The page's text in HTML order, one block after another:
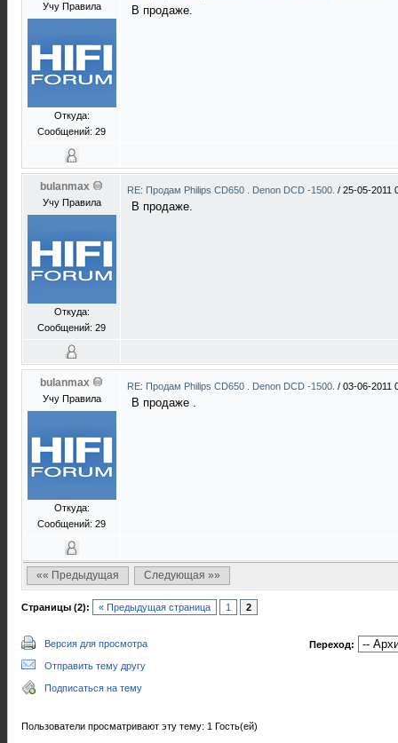
Учу Правила
Откуда:
Сообщений: 29
В продаже.
bulanmax
Учу Правила
Откуда:
Сообщений: 29
RE: Продам Philips CD650 . Denon DCD -1500. / 25-05-2011
В продаже.
bulanmax
Учу Правила
Откуда:
Сообщений: 29
RE: Продам Philips CD650 . Denon DCD -1500. / 03-06-2011
В продаже .
«« Предыдущая Следующая »»
Страницы (2): « Предыдущая страница 1 2
Версия для просмотра
Отправить тему другу
Подписаться на тему
Переход:
Пользователи просматривают эту тему: 1 Гость(ей)